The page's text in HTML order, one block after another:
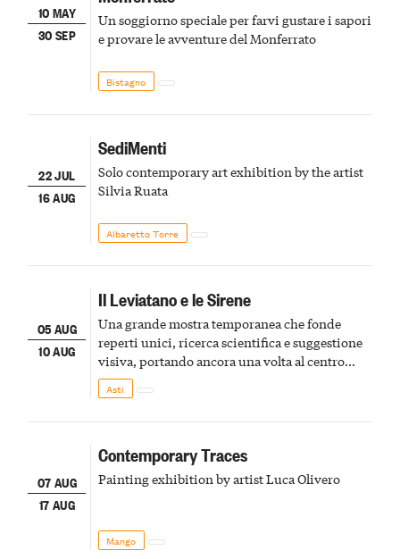
10 MAY
30 SEP
Un soggiorno speciale per farvi gustare i sapori
e provare le avventure del Monferrato
Bistagno
22 JUL
16 AUG
SediMenti
Solo contemporary art exhibition by the artist
Silvia Ruata
Albaretto Torre
05 AUG
10 AUG
Il Leviatano e le Sirene
Una grande mostra temporanea che fonde
reperti unici, ricerca scientifica e suggestione
visiva, portando ancora una volta al centro
della scena le meraviglie del passato astigiano
Asti
07 AUG
17 AUG
Contemporary Traces
Painting exhibition by artist Luca Olivero
Mango